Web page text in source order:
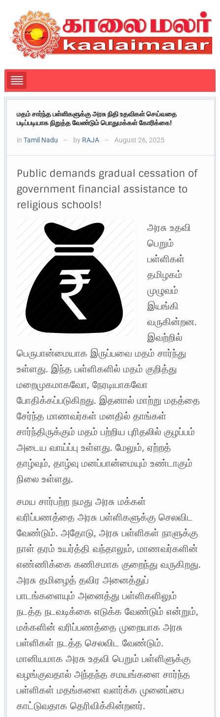
மதம் சார்ந்த பள்ளிகளுக்கு அரசு நிதி உதவிகள் செய்வதை
படிப்படியாக நிறுத்த வேண்டும் பொதுமக்கள் கோரிக்கை!
inTamil Nadu — by RAJA — August 26, 2025
Public demands gradual cessation of
government financial assistance to
religious schools!
அரசு உதவி
பெறும்
பள்ளிகள்
தமிழகம்
முழுவம்
இயங்கி
வருகின்றன.
இவற்றில்
பெருபான்மையாக இருப்பவை மதம் சார்ந்து
உள்ளது. இந்த பள்ளிகளில் மதம் குறித்து
மறைமுகமாகவோ, நேரடியாகவோ
போதிக்கப்படுகிறது. இதனால் மாற்று மதத்தை
சேர்ந்த மாணவர்கள் மனதில் தாங்கள்
சார்ந்திருக்கும் மதம் பற்றிய புரிதலில் குழப்பம்
அடைய வாய்ப்பு உள்ளது. மேலும், ஏற்றத்
தாழ்வும், தாழ்வு மனப்பான்மையும் உண்டாகும்
நிலை உள்ளது.
சமய சார்பற்ற நமது அரசு மக்கள்
வரிப்பணத்தை அரசு பள்ளிகளுக்கு செலவிட
வேண்டும். அதோடு, அரசு பள்ளிகள் நாளுக்கு
நாள் தரம் உயர்த்தி வந்தாலும், மாணவர்களின்
எண்ணிக்கை கணிசமாக குறைந்து வருகிறது.
அரசு தமிழைத் தவிர அனைத்துப்
பாடங்களையும் அனைத்து பள்ளிகளிலும்
நடத்த நடவடிக்கை எடுக்க வேண்டும் என்றும்,
மக்களின் வரிப்பணத்தை முறையாக அரசு
பள்ளிகள் நடத்த செலவிட வேண்டும்.
மானியமாக அரசு உதவி பெறும் பள்ளிளுக்கு
வழங்குவதால் அந்தந்த சமயங்களை சார்ந்த
பள்ளிகள் மதங்களை வளர்க்க முனைப்பை
காட்டுவதாக தெரிவிக்கின்றனர்.